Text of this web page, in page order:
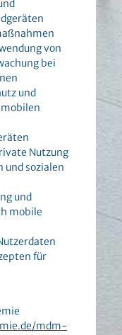
von
bei
und
Nutzung
sozialen
und
mobile
für
mdm-